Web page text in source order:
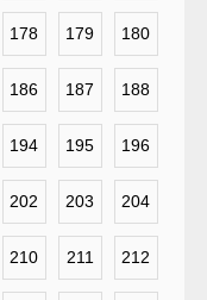
178 179 180
186 187 188
194 195 196
202 203 204
210 211 212